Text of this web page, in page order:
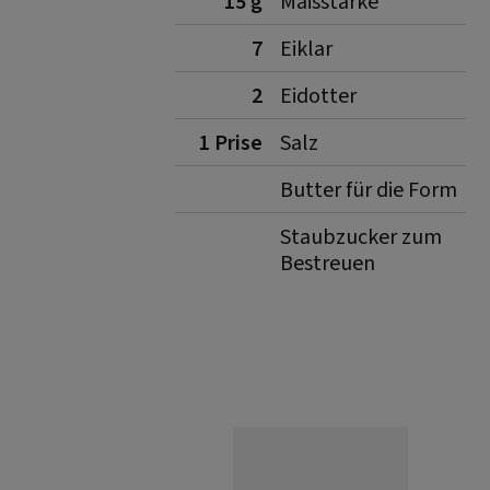
7
Eiklar
2
Eidotter
1 Prise
Salz
Butter für die Form
Staubzucker zum
Bestreuen